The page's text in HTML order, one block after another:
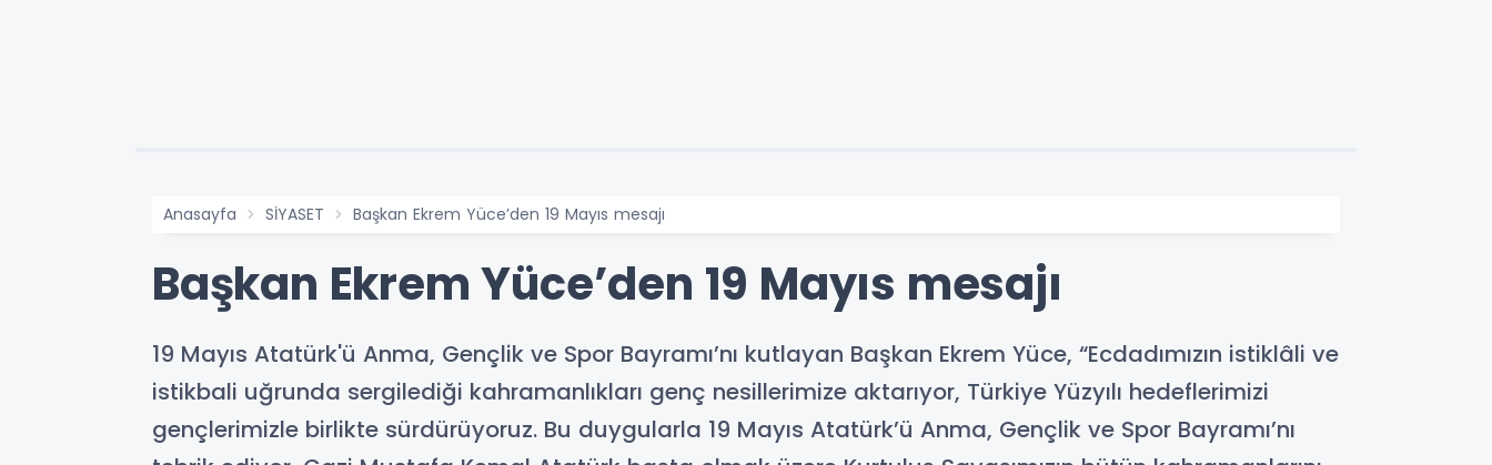
Anasayfa SİYASET Başkan Ekrem Yüce’den 19 Mayıs mesajı
Başkan Ekrem Yüce’den 19 Mayıs mesajı
19 Mayıs Atatürk'ü Anma, Gençlik ve Spor Bayramı’nı kutlayan Başkan Ekrem Yüce, “Ecdadımızın istiklâli ve
istikbali uğrunda sergilediği kahramanlıkları genç nesillerimize aktarıyor, Türkiye Yüzyılı hedeflerimizi
gençlerimizle birlikte sürdürüyoruz. Bu duygularla 19 Mayıs Atatürk’ü Anma, Gençlik ve Spor Bayramı’nı